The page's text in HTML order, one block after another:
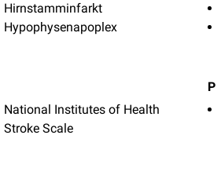
Hirnstamminfarkt
Hypophysenapoplex
National Institutes of Health
Stroke Scale
P